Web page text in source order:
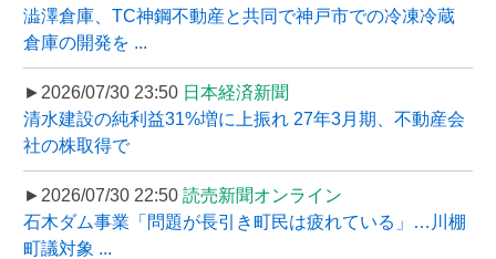
澁澤倉庫、TC神鋼不動産と共同で神戸市での冷凍冷蔵
倉庫の開発を ...
►2026/07/30 23:50 日本経済新聞
清水建設の純利益31%増に上振れ 27年3月期、不動産会
社の株取得で
►2026/07/30 22:50 読売新聞オンライン
石木ダム事業「問題が長引き町民は疲れている」…川棚
町議対象 ...